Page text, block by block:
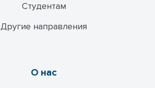
Студентам
Другие направления
О нас